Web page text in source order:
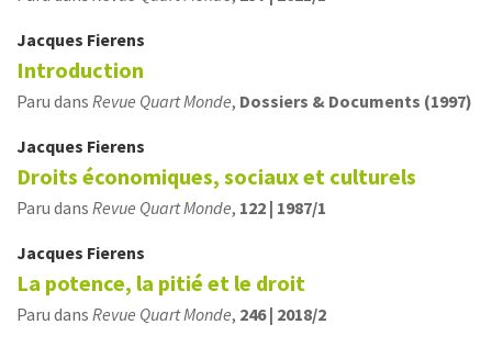
Jacques Fierens
Introduction
Paru dans Revue Quart Monde, Dossiers & Documents (1997)
Jacques Fierens
Droits économiques, sociaux et culturels
Paru dans Revue Quart Monde, 122 | 1987/1
Jacques Fierens
La potence, la pitié et le droit
Paru dans Revue Quart Monde, 246 | 2018/2